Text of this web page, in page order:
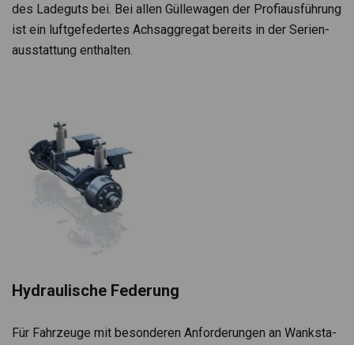
des Lade­guts bei. Bei allen Gül­le­wa­gen der Pro­fi­aus­füh­rung
ist ein luft­ge­fe­der­tes Achs­ag­gre­gat bereits in der Seri­en­
aus­stat­tung ent­hal­ten.
Hydrau­li­sche Fede­rung
Für Fahr­zeuge mit beson­de­ren Anfor­de­run­gen an Wank­sta­